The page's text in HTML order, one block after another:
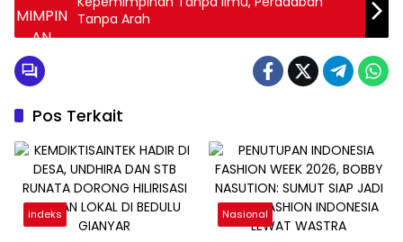
Tanpa Arah
Pos Terkait
indeks Nasional